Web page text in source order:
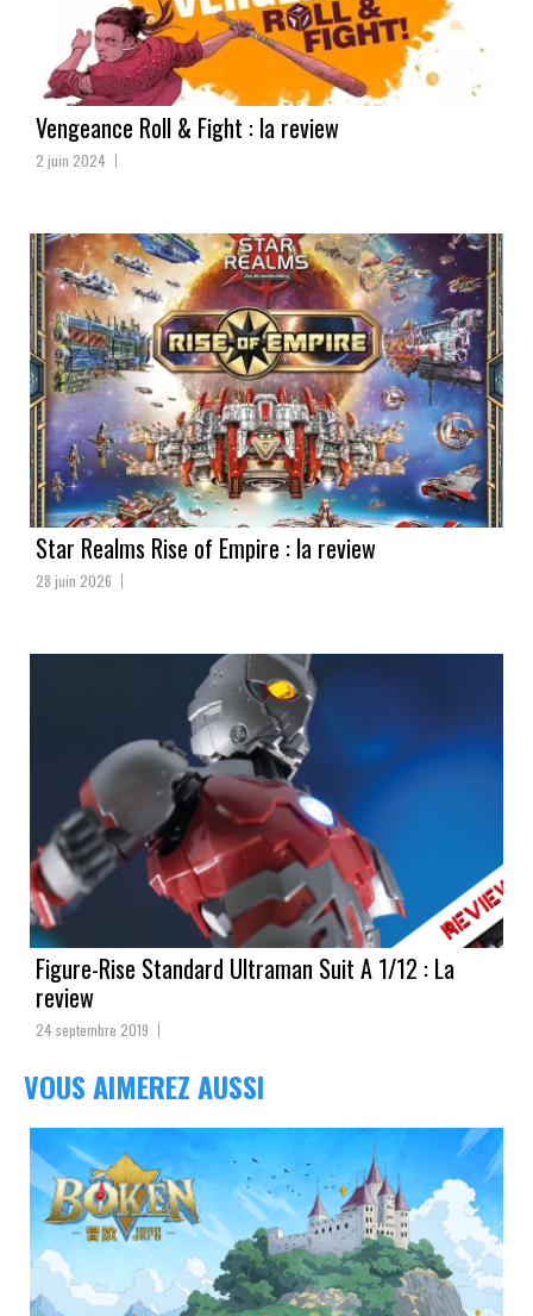
Vengeance Roll & Fight : la review
2 juin 2024
Star Realms Rise of Empire : la review
28 juin 2026
Figure-Rise Standard Ultraman Suit A 1/12 : La
review
24 septembre 2019
VOUS AIMEREZ AUSSI